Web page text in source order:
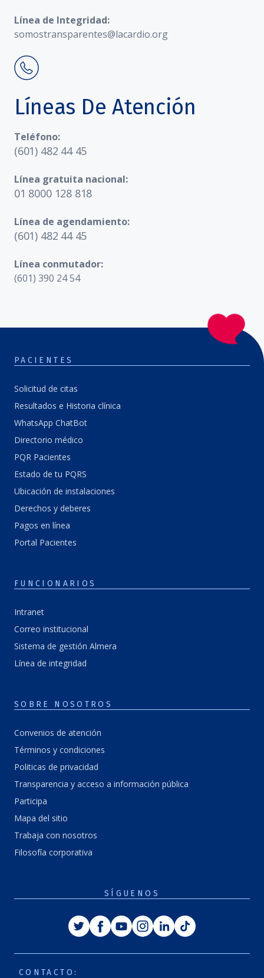
Línea de Integridad:
somostransparentes@lacardio.org
Líneas De Atención
Teléfono:
(601) 482 44 45
Línea gratuita nacional:
01 8000 128 818
Línea de agendamiento:
(601) 482 44 45
Línea conmutador:
(601) 390 24 54
PACIENTES
Solicitud de citas
Resultados e Historia clínica
WhatsApp ChatBot
Directorio médico
PQR Pacientes
Estado de tu PQRS
Ubicación de instalaciones
Derechos y deberes
Pagos en línea
Portal Pacientes
FUNCIONARIOS
Intranet
Correo institucional
Sistema de gestión Almera
Línea de integridad
SOBRE NOSOTROS
Convenios de atención
Términos y condiciones
Politicas de privacidad
Transparencia y acceso a información pública
Participa
Mapa del sitio
Trabaja con nosotros
Filosofía corporativa
SÍGUENOS
TwitterFacebook
YoutubeInstagram
LinkedinTiktok
CONTACTO: